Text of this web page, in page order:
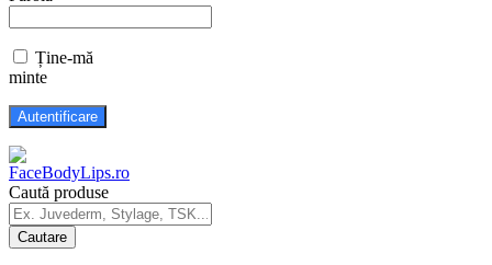
Ține-mă
minte
Caută produse